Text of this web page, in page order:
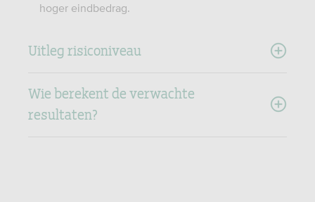
hoger eindbedrag.
Uitleg risiconiveau
Wie berekent de verwachte
resultaten?